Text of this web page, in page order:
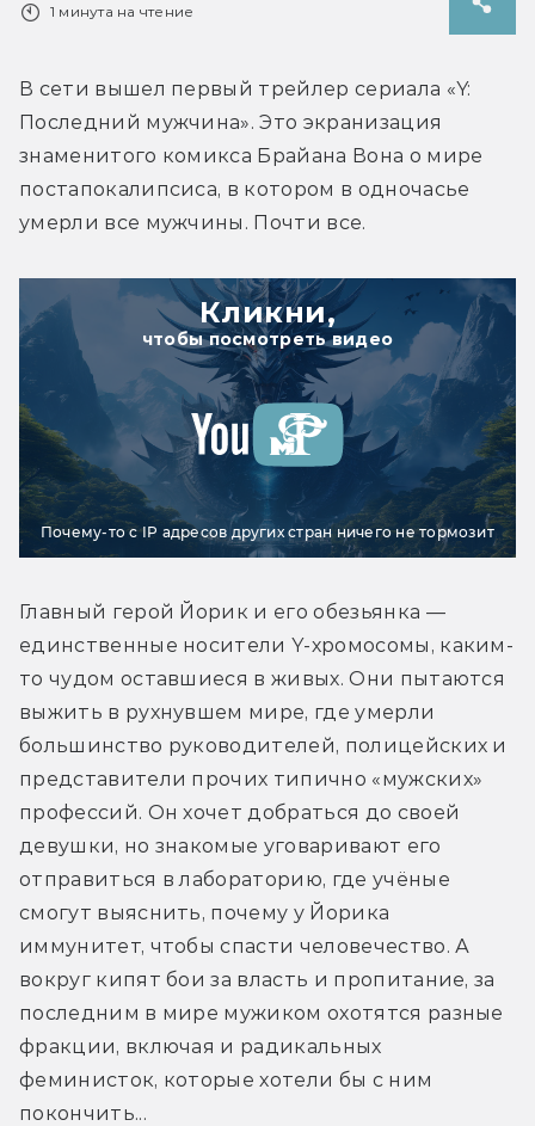
1 минута на чтение
В сети вышел первый трейлер сериала «Y:
Последний мужчина». Это экранизация
знаменитого комикса Брайана Вона о мире
постапокалипсиса, в котором в одночасье
умерли все мужчины. Почти все.
Кликни,
чтобы посмотреть видео
Почему-то с IP адресов других стран ничего не тормозит
Главный герой Йорик и его обезьянка —
единственные носители Y-хромосомы, каким-
то чудом оставшиеся в живых. Они пытаются
выжить в рухнувшем мире, где умерли
большинство руководителей, полицейских и
представители прочих типично «мужских»
профессий. Он хочет добраться до своей
девушки, но знакомые уговаривают его
отправиться в лабораторию, где учёные
смогут выяснить, почему у Йорика
иммунитет, чтобы спасти человечество. А
вокруг кипят бои за власть и пропитание, за
последним в мире мужиком охотятся разные
фракции, включая и радикальных
феминисток, которые хотели бы с ним
покончить...